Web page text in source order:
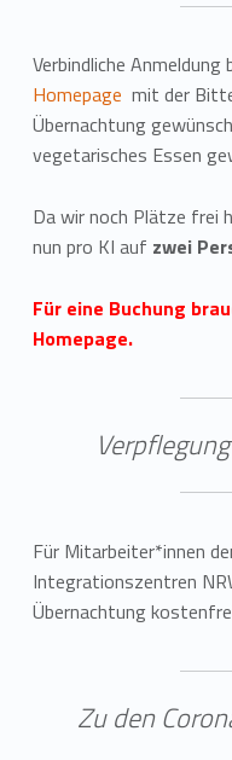
Verbindliche Anmeldung
Homepage mit der
Übernachtung
vegetarisches Essen
Da wir noch Plätze frei
nun pro KI auf zwei
Für eine Buchung
Homepage.
Für Mitarbeiter*innen
Integrationszentren
Übernachtung
Zu den